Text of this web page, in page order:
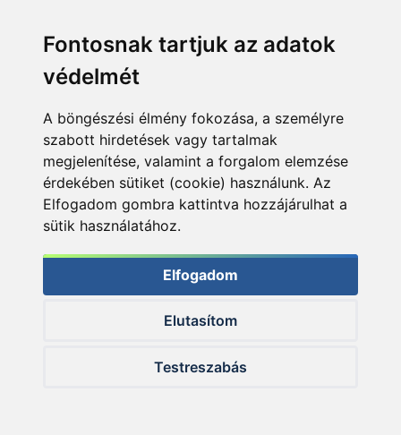
Fontosnak tartjuk az adatok
védelmét
A böngészési élmény fokozása, a személyre
szabott hirdetések vagy tartalmak
megjelenítése, valamint a forgalom elemzése
érdekében sütiket (cookie) használunk. Az
Elfogadom gombra kattintva hozzájárulhat a
sütik használatához.
Elfogadom
Elutasítom
Testreszabás